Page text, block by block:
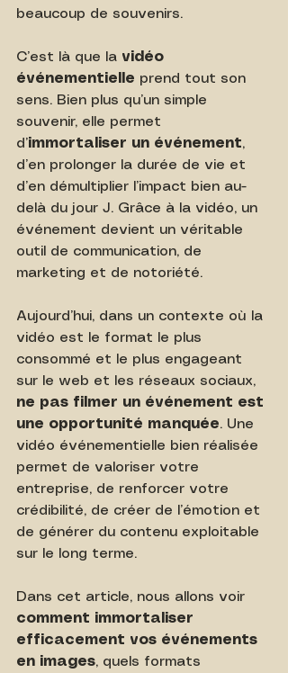
beaucoup de souvenirs.
C’est là que la vidéo
événementielle prend tout son
sens. Bien plus qu’un simple
souvenir, elle permet
d’immortaliser un événement,
d’en prolonger la durée de vie et
d’en démultiplier l’impact bien au-
delà du jour J. Grâce à la vidéo, un
événement devient un véritable
outil de communication, de
marketing et de notoriété.
Aujourd’hui, dans un contexte où la
vidéo est le format le plus
consommé et le plus engageant
sur le web et les réseaux sociaux,
ne pas filmer un événement est
une opportunité manquée. Une
vidéo événementielle bien réalisée
permet de valoriser votre
entreprise, de renforcer votre
crédibilité, de créer de l’émotion et
de générer du contenu exploitable
sur le long terme.
Dans cet article, nous allons voir
comment immortaliser
efficacement vos événements
en images, quels formats